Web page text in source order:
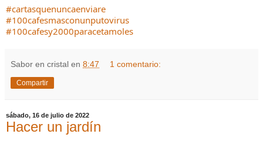
#cartasquenuncaenviare
#100cafesmasconunputovirus
#100cafesy2000paracetamoles
Sabor en cristal en 8:47 1 comentario:
Compartir
sábado, 16 de julio de 2022
Hacer un jardín